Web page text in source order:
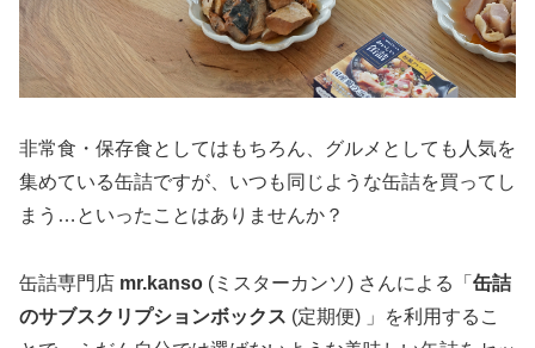
非常食・保存食としてはもちろん、グルメとしても人気を
集めている缶詰ですが、いつも同じような缶詰を買ってし
まう…といったことはありませんか？
缶詰専門店 mr.kanso (ミスターカンソ) さんによる「 缶詰
のサブスクリプションボックス (定期便) 」を利用するこ